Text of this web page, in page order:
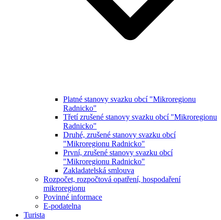
Platné stanovy svazku obcí "Mikroregionu
Radnicko"
Třetí zrušené stanovy svazku obcí "Mikroregionu
Radnicko"
Druhé, zrušené stanovy svazku obcí
"Mikroregionu Radnicko"
První, zrušené stanovy svazku obcí
"Mikroregionu Radnicko"
Zakladatelská smlouva
Rozpočet, rozpočtová opatření, hospodaření
mikroregionu
Povinné informace
E-podatelna
Turista